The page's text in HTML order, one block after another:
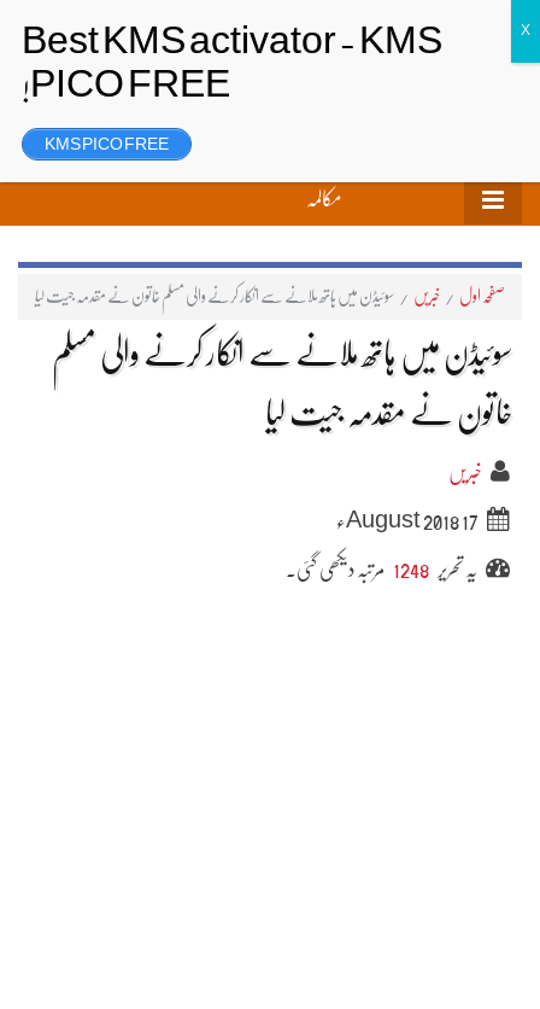
رجسٹر
مکالمہ
صفحہ اول / خبریں / سوئیڈن میں ہاتھ ملانے سے انکار کرنے والی مسلم خاتون نے مقدمہ جیت لیا
سوئیڈن میں ہاتھ ملانے سے انکار کرنے والی مسلم
خاتون نے مقدمہ جیت لیا
خبریں
17 August 2018ء
یہ تحریر 1248 مرتبہ دیکھی گئی۔
KMS PICO FREE